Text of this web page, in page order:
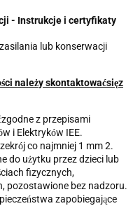
- Instrukcje i certyfikaty
lub konserwacji
ści należy skontaktowaćsięz
zgodne z przepisami
w i Elektryków IEE.
ój co najmniej 1 mm 2.
do użytku przez dzieci lub
ciach fizycznych,
pozostawione bez nadzoru.
ństwa zapobiegające